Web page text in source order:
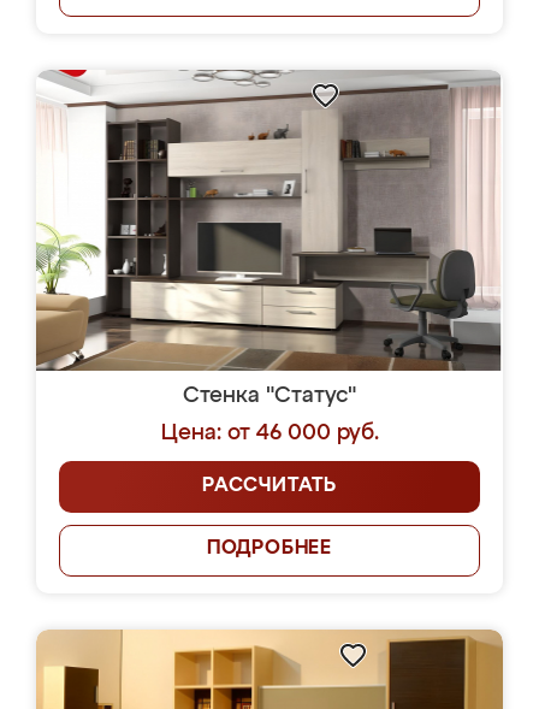
Стенка "Статус"
Цена: от 46 000 руб.
РАССЧИТАТЬ
ПОДРОБНЕЕ